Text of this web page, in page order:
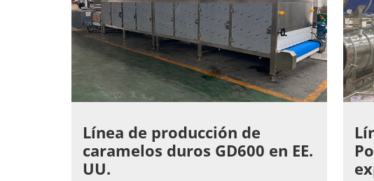
Línea de producción de
caramelos duros GD600 en EE.
UU.